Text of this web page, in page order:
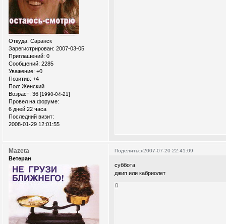
Откуда: Саранск
Зарегистрирован: 2007-03-05
Приглашений: 0
Сообщений: 2285
Уважение: +0
Позитив: +4
Пол: Женский
Возраст: 36 [1990-04-21]
Провел на форуме:
6 дней 22 часа
Последний визит:
2008-01-29 12:01:55
Поделиться2007-07-20 22:41:09
Mazeta
Ветеран
суббота
джип или кабриолет
0